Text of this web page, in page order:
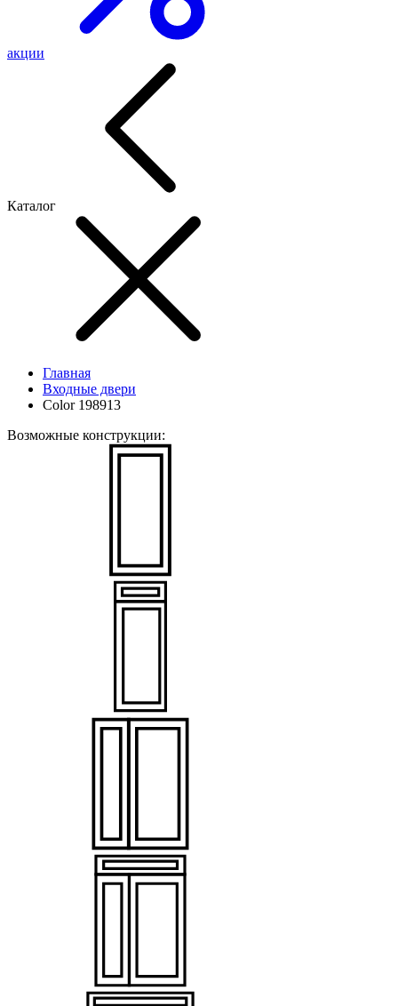
акции
Каталог
Главная
Входные двери
Color 198913
Возможные конструкции: